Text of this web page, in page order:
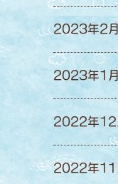
2023年2月
2023年1月
2022年12
2022年11